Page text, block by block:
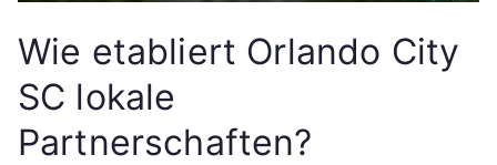
Wie etabliert Orlando City
SC lokale
Partnerschaften?